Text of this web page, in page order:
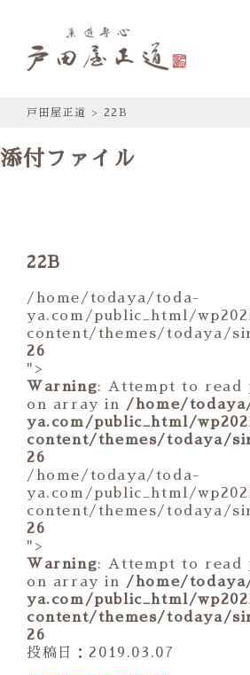
戸田屋正道 > 22B
添付ファイル
22B
/home/todaya/toda-
ya.com/public_html/
content/themes/todaya/
26
">
Warning: Attempt to read
on array in /home/
ya.com/public_html/
content/themes/todaya/
26
/home/todaya/toda-
ya.com/public_html/
content/themes/todaya/
26
">
Warning: Attempt to read
on array in /home/
ya.com/public_html/
content/themes/todaya/
26
投稿日：2019.03.07